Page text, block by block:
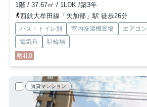
1階 / 37.67㎡ / 1LDK /築3年
西鉄大牟田線「矢加部」駅 徒歩26分
バス・トイレ別 室内洗濯機置場 エアコン
電気有
駐輪場
敷礼0
賃貸マンション